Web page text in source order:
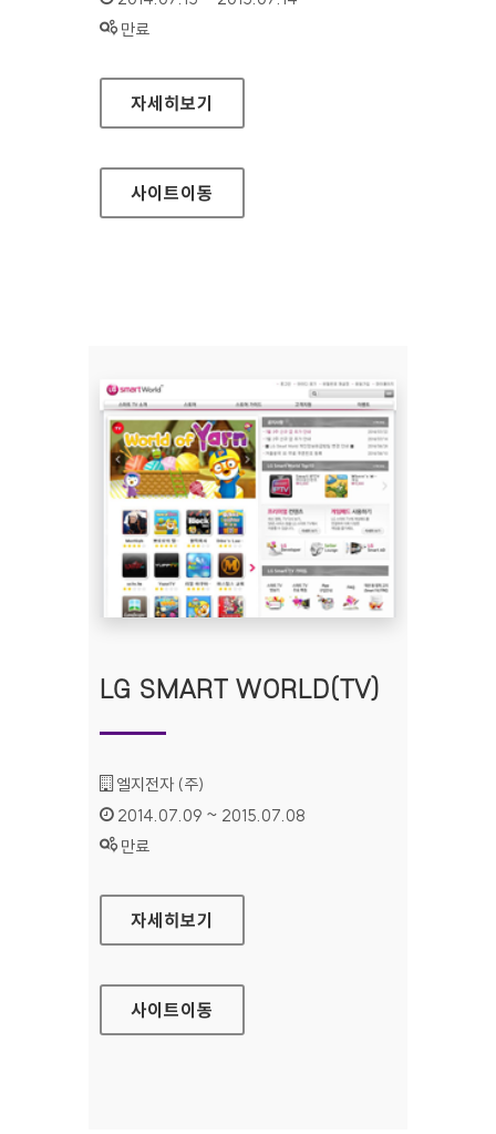
상태 :
만료
마음더하기 정책포털
자세히보기
사이트이동
LG SMART WORLD(TV)
기관명 :
엘지전자 (주)
인증기간 :
2014.07.09 ~ 2015.07.08
상태 :
만료
LG SMART WORLD(TV)
자세히보기
사이트이동